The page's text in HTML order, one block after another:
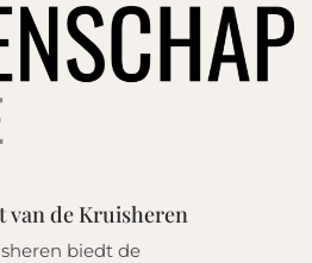
van de Kruisheren
biedt de